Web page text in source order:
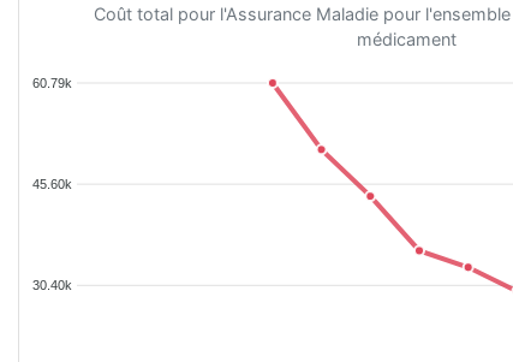
Coût total pour l'Assurance Maladie pour
médicament
60.79k
45.60k
30.40k